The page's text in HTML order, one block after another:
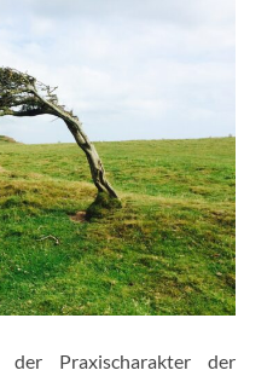
Praxischarakter der